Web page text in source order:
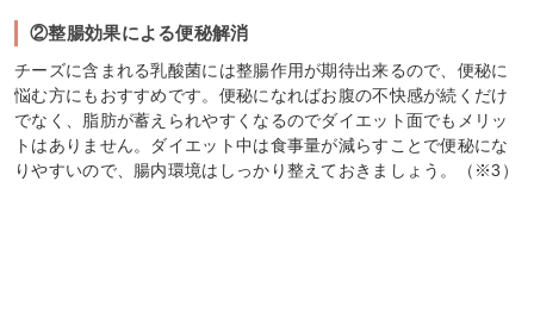
②整腸効果による便秘解消
チーズに含まれる乳酸菌には整腸作用が期待出来るので、便秘に
悩む方にもおすすめです。便秘になればお腹の不快感が続くだけ
でなく、脂肪が蓄えられやすくなるのでダイエット面でもメリッ
トはありません。ダイエット中は食事量が減らすことで便秘にな
りやすいので、腸内環境はしっかり整えておきましょう。（※3）